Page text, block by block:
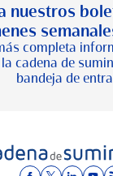
nuestros
completa
cadena de
bandeja de